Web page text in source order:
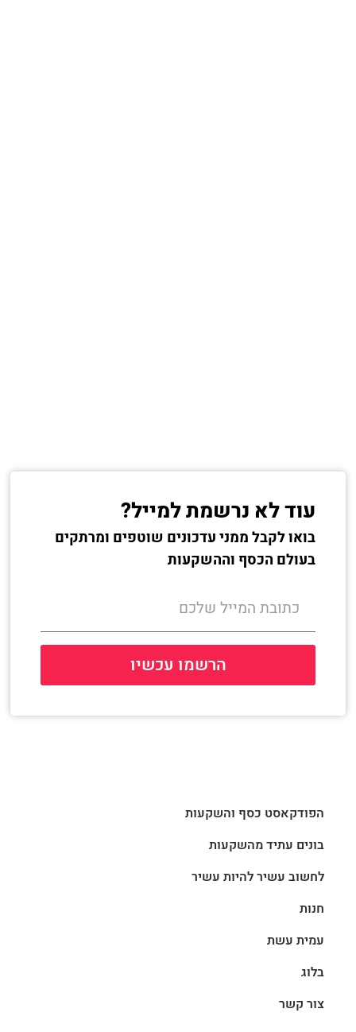
עוד לא נרשמת למייל?
בואו לקבל ממני עדכונים שוטפים ומרתקים
בעולם הכסף וההשקעות
הרשמו עכשיו
הפודקאסט כסף והשקעות
בונים עתיד מהשקעות
לחשוב עשיר להיות עשיר
חנות
עמית עשת
בלוג
צור קשר